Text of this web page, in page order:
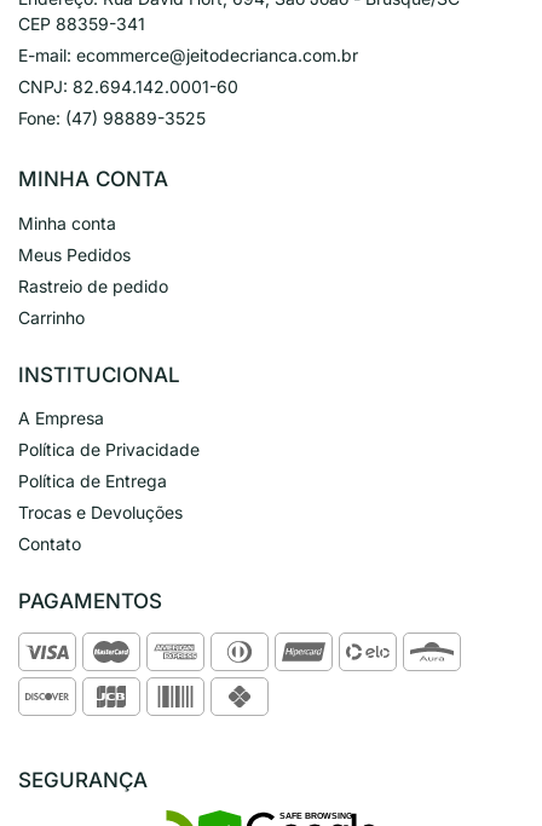
CEP 88359-341
E-mail: ecommerce@jeitodecrianca.com.br
CNPJ: 82.694.142.0001-60
Fone: (47) 98889-3525
MINHA CONTA
Minha conta
Meus Pedidos
Rastreio de pedido
Carrinho
INSTITUCIONAL
A Empresa
Política de Privacidade
Política de Entrega
Trocas e Devoluções
Contato
PAGAMENTOS
SEGURANÇA
SAFE BROWSING